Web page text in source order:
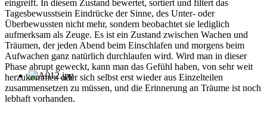
eingreift. In diesem Zustand bewertet, sortiert und filtert das
Tagesbewusstsein Eindrücke der Sinne, des Unter- oder
Überbewussten nicht mehr, sondern beobachtet sie lediglich
aufmerksam als Zeuge. Es ist ein Zustand zwischen Wachen und
Träumen, der jeden Abend beim Einschlafen und morgens beim
Aufwachen ganz natürlich durchlaufen wird. Wird man in dieser
Phase abrupt geweckt, kann man das Gefühl haben, von sehr weit
herzukommen oder sich selbst erst wieder aus Einzelteilen
zusammensetzen zu müssen, und die Erinnerung an Träume ist noch
lebhaft vorhanden.